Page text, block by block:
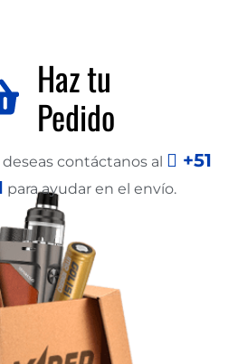
Haz tu
Pedido
contáctanos al
+51
para ayudar en el envío.